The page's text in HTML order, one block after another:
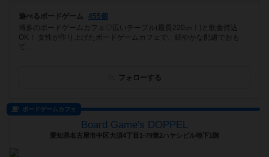
遊べるボードゲーム
455個
博多のボードゲームカフェ♡広いテーブル(最長220㎝！)と飲食持込
OK！ 女性が作り上げたボードゲームカフェで、細やかな配慮でおも
て...
フォローする
ボードゲームカフェ
Board Game's DOPPEL
愛知県名古屋市中区大須4丁目1-79第2ハヤシビル地下1階